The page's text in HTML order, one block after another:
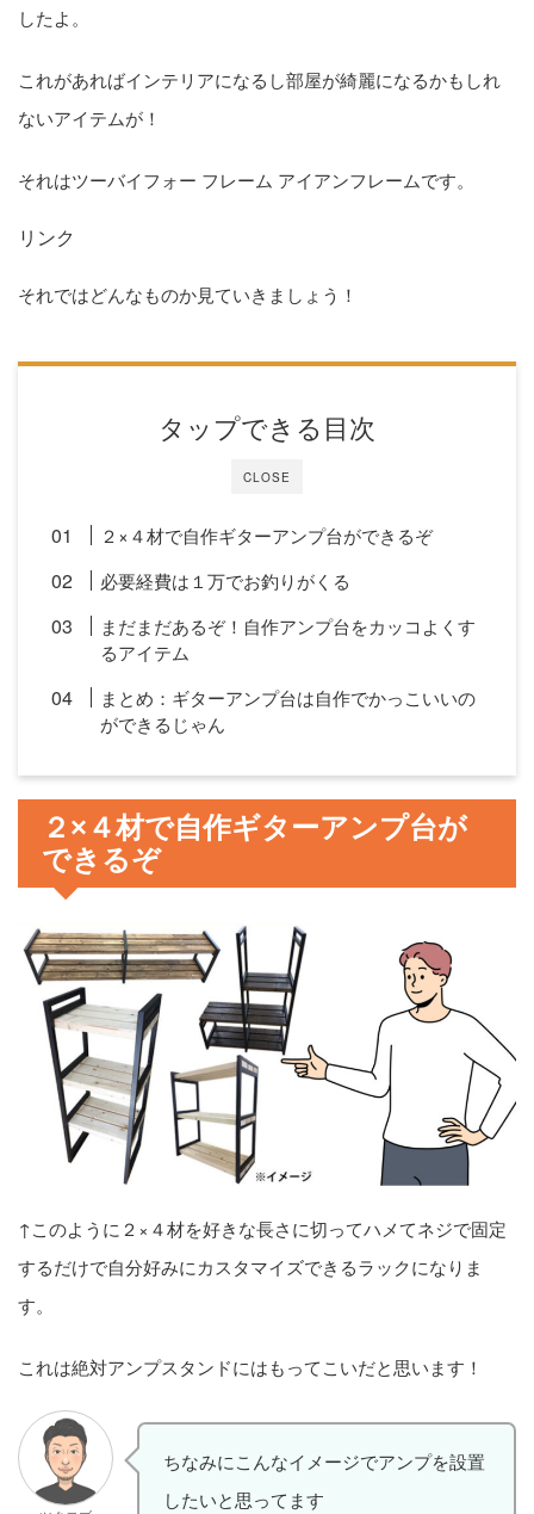
したよ。
これがあればインテリアになるし部屋が綺麗になるかもしれ
ないアイテムが！
それはツーバイフォー フレーム アイアンフレームです。
リンク
それではどんなものか見ていきましょう！
CLOSE
タップできる目次
２×４材で自作ギターアンプ台ができるぞ
必要経費は１万でお釣りがくる
まだまだあるぞ！自作アンプ台をカッコよくす
るアイテム
まとめ：ギターアンプ台は自作でかっこいいの
ができるじゃん
２×４材で自作ギターアンプ台が
できるぞ
↑このように２×４材を好きな長さに切ってハメてネジで固定
するだけで自分好みにカスタマイズできるラックになりま
す。
これは絶対アンプスタンドにはもってこいだと思います！
ちなみにこんなイメージでアンプを設置
したいと思ってます